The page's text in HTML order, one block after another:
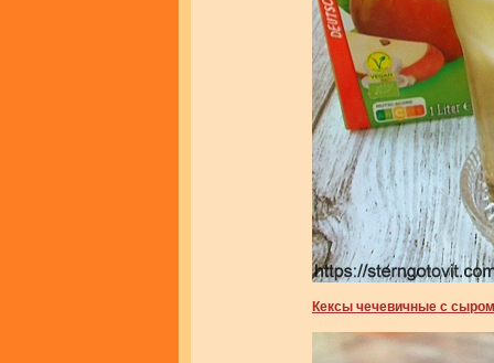
Кексы чечевичные с сыром